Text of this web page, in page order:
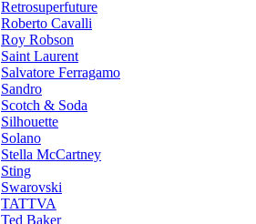
Retrosuperfuture
Roberto Cavalli
Roy Robson
Saint Laurent
Salvatore Ferragamo
Sandro
Scotch & Soda
Silhouette
Solano
Stella McCartney
Sting
Swarovski
TATTVA
Ted Baker